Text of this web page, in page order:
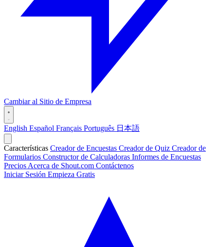
Cambiar al Sitio de Empresa
English Español Français Português 日本語
Características Creador de Encuestas Creador de Quiz Creador de
Formularios Constructor de Calculadoras Informes de Encuestas
Precios Acerca de Shout.com Contáctenos
Iniciar Sesión Empieza Gratis